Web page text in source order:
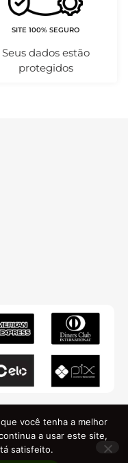
SITE 100% SEGURO
Seus dados estão
protegidos
LTDA - CNPJ: 48.841.301/0001-74
você tenha a melhor
a usar este site,
satisfeito.